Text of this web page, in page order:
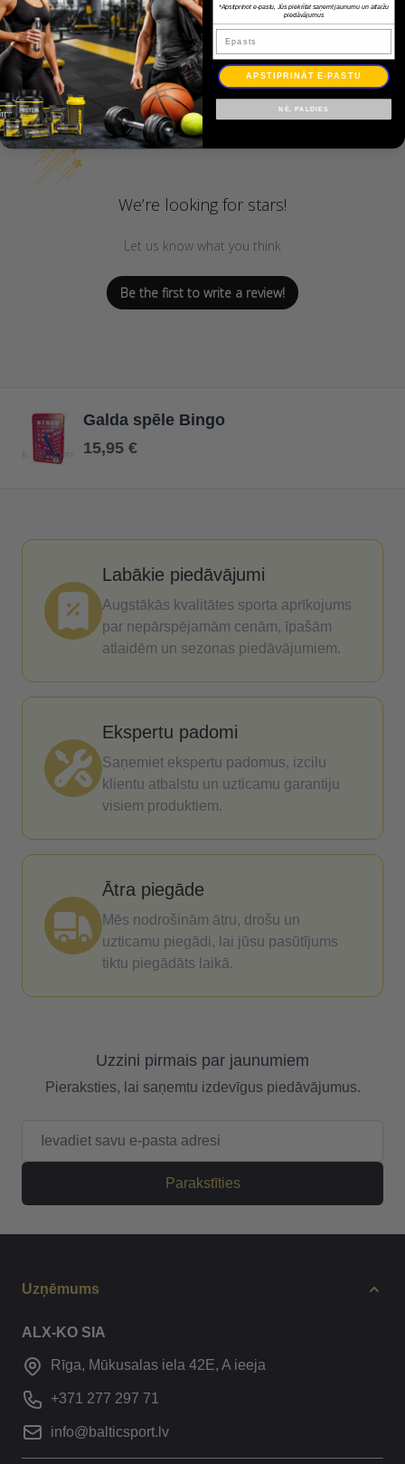
Customer Reviews
We’re looking for stars!
Let us know what you think
Be the first to write a review!
Galda spēle Bingo
15,95 €
Labākie piedāvājumi
Augstākās kvalitātes sporta aprīkojums
par nepārspējamām cenām, īpašām
atlaidēm un sezonas piedāvājumiem.
Ekspertu padomi
Saņemiet ekspertu padomus, izcilu
klientu atbalstu un uzticamu garantiju
visiem produktiem.
Ātra piegāde
Mēs nodrošinām ātru, drošu un
uzticamu piegādi, lai jūsu pasūtījums
tiktu piegādāts laikā.
Uzzini pirmais par jaunumiem
Pieraksties, lai saņemtu izdevīgus piedāvājumus.
Parakstīties
Uzņēmums
ALX-KO SIA
Rīga, Mūkusalas iela 42E, A ieeja
+371 277 297 71
info@balticsport.lv
*Apstiprinot e-pastu, Jūs piekrītat saņemt jaunumu un atlaižu
piedāvājumus
Epasts
APSTIPRINĀT E-PASTU
NĒ, PALDIES